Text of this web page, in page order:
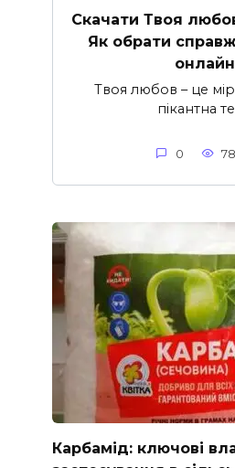
Скачати Твоя
Як обрати
онлайн
Твоя любов – це
пікантна
0 78
Карбамід: ключові